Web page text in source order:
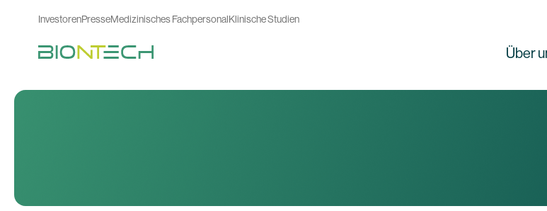
InvestorenPresseMedizinisches FachpersonalKlinische Studien
Über